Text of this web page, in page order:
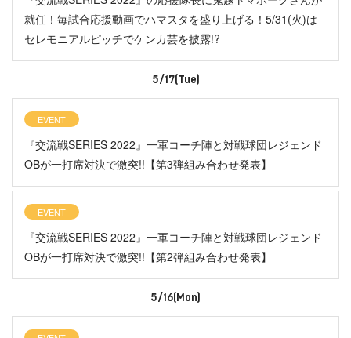
就任！毎試合応援動画でハマスタを盛り上げる！5/31(火)は
セレモニアルピッチでケンカ芸を披露!?
5/17(Tue)
EVENT
『交流戦SERIES 2022』一軍コーチ陣と対戦球団レジェンド
OBが一打席対決で激突!!【第3弾組み合わせ発表】
EVENT
『交流戦SERIES 2022』一軍コーチ陣と対戦球団レジェンド
OBが一打席対決で激突!!【第2弾組み合わせ発表】
5/16(Mon)